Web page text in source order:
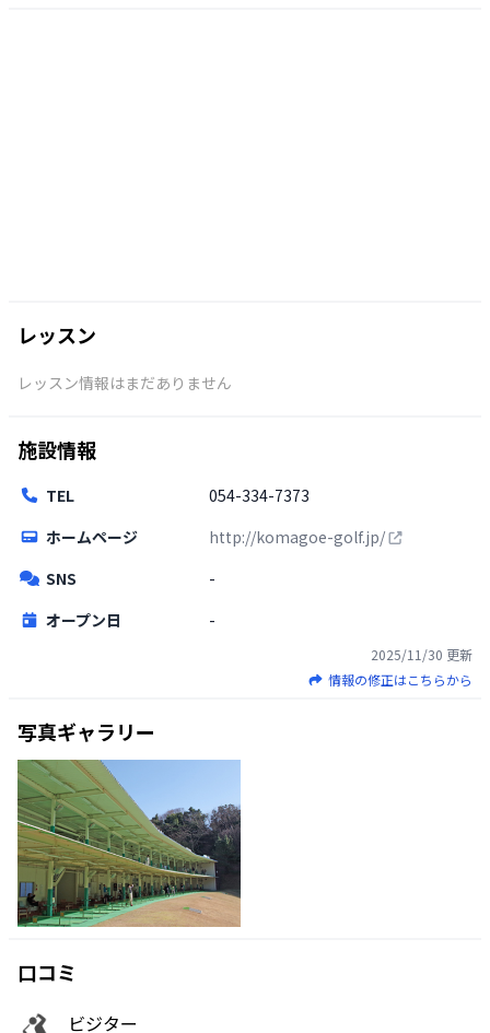
レッスン
レッスン情報はまだありません
施設情報
TEL
054-334-7373
ホームページ
http://komagoe-golf.jp/
SNS
-
オープン日
-
2025/11/30 更新
情報の修正はこちらから
写真ギャラリー
口コミ
ビジター